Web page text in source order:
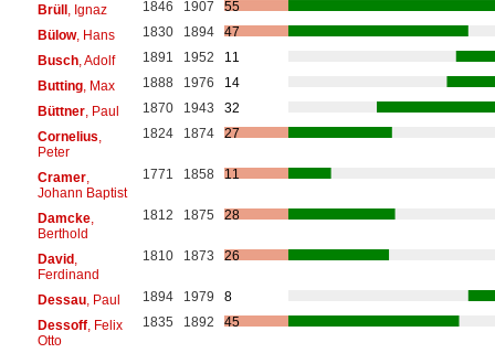
Brüll, Ignaz 1846 1907
55
Bülow, Hans 1830 1894
47
Busch, Adolf 1891 1952
11
Butting, Max 1888 1976
14
Büttner, Paul 1870 1943
32
Cornelius
Peter
1824 1874 27
Cramer,
Johann Baptist
1771 1858 11
Damcke,
Berthold
1812 1875 28
David,
Ferdinand
1810 1873 26
Dessau, Paul 1894 1979
8
Dessoff, Felix
Otto
1835 1892 45